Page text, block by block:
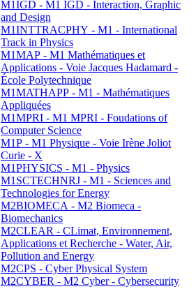
M1IGD - M1 IGD - Interaction, Graphic
and Design
M1INTTRACPHY - M1 - International
Track in Physics
M1MAP - M1 Mathématiques et
Applications - Voie Jacques Hadamard -
École Polytechnique
M1MATHAPP - M1 - Mathématiques
Appliquées
M1MPRI - M1 MPRI - Foudations of
Computer Science
M1P - M1 Physique - Voie Irène Joliot
Curie - X
M1PHYSICS - M1 - Physics
M1SCTECHNRJ - M1 - Sciences and
Technologies for Energy
M2BIOMECA - M2 Biomeca -
Biomechanics
M2CLEAR - CLimat, Environnement,
Applications et Recherche - Water, Air,
Pollution and Energy
M2CPS - Cyber Physical System
M2CYBER - M2 Cyber - Cybersecurity